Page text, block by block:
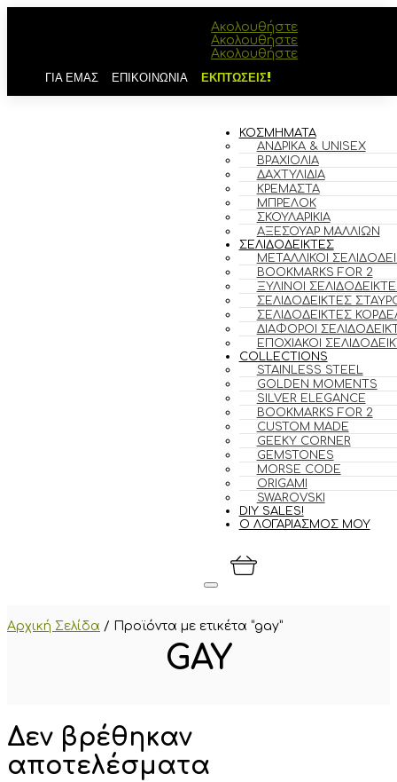
Ακολουθήστε
Ακολουθήστε
Ακολουθήστε
ΓΙΑ ΕΜΑΣ ΕΠΙΚΟΙΝΩΝΙΑ ΕΚΠΤΩΣΕΙΣ!
ΚΟΣΜΗΜΑΤΑ
ΑΝΔΡΙΚΆ & UNISEX
ΒΡΑΧΙΌΛΙΑ
ΔΑΧΤΥΛΊΔΙΑ
ΚΡΕΜΑΣΤΆ
ΜΠΡΕΛΌΚ
ΣΚΟΥΛΑΡΊΚΙΑ
ΑΞΕΣΟΥΆΡ ΜΑΛΛΙΏΝ
ΣΕΛΙΔΟΔΕΙΚΤΕΣ
ΜΕΤΑΛΛΙΚΟΊ
BOOKMARKS FOR 2
ΞΎΛΙΝΟΙ
ΣΕΛΙΔΟΔΕΊΚΤΕΣ
ΣΕΛΙΔΟΔΕΊΚΤΕΣ
ΔΙΆΦΟΡΟΙ
ΕΠΟΧΙΑΚΟΊ
COLLECTIONS
STAINLESS STEEL
GOLDEN MOMENTS
SILVER ELEGANCE
BOOKMARKS FOR 2
CUSTOM MADE
GEEKY CORNER
GEMSTONES
MORSE CODE
ORIGAMI
SWAROVSKI
DIY SALES!
Ο ΛΟΓΑΡΙΑΣΜΟΣ ΜΟΥ
Αρχική Σελίδα / Προϊόντα με ετικέτα “gay”
GAY
Δεν βρέθηκαν
αποτελέσματα